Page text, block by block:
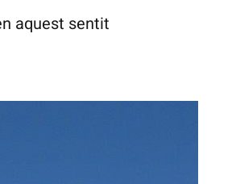
aquest sentit